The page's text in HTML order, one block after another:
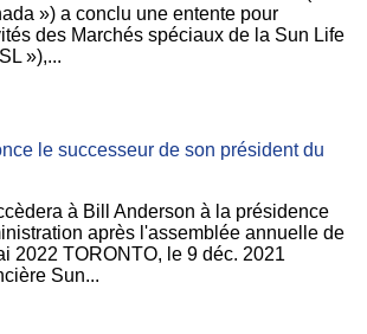
») a conclu une entente pour
des Marchés spéciaux de la Sun Life
»),...
le successeur de son président du
à Bill Anderson à la présidence
après l'assemblée annuelle de
2022 TORONTO, le 9 déc. 2021
Sun...